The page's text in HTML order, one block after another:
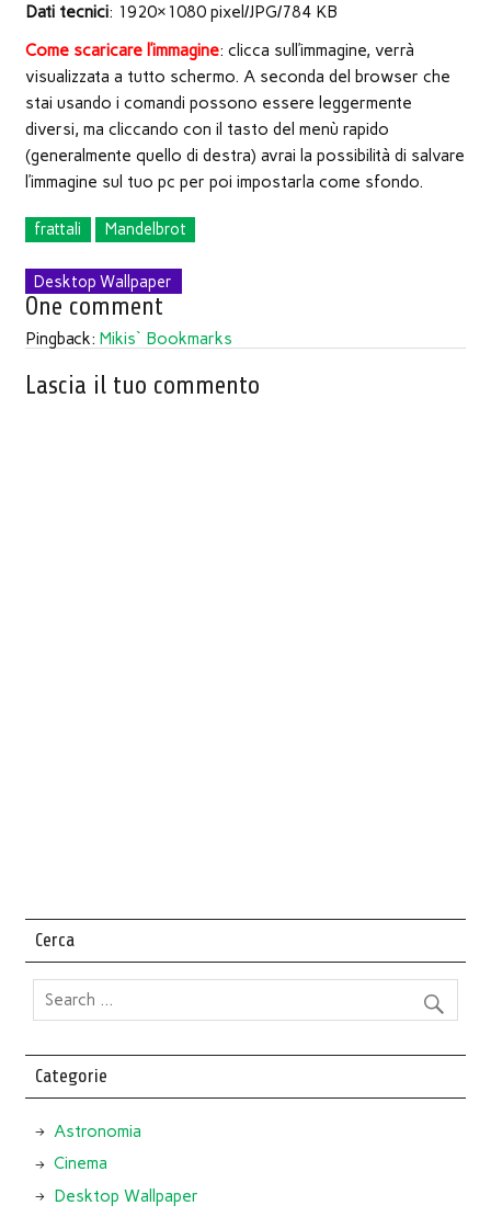
Dati tecnici: 1920×1080 pixel/JPG/784 KB
Come scaricare l’immagine: clicca sull’immagine, verrà
visualizzata a tutto schermo. A seconda del browser che
stai usando i comandi possono essere leggermente
diversi, ma cliccando con il tasto del menù rapido
(generalmente quello di destra) avrai la possibilità di salvare
l’immagine sul tuo pc per poi impostarla come sfondo.
frattali Mandelbrot
Desktop Wallpaper
One comment
Pingback: Mikis` Bookmarks
Lascia il tuo commento
Cerca
Categorie
Astronomia
Cinema
Desktop Wallpaper